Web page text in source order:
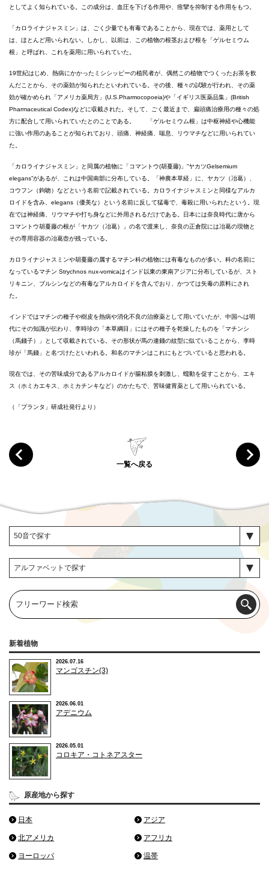
としてよく知られている。この成分は、血圧を下げる作用や、痙攣を抑制する作用をもつ。
「カロライナジャスミン」は、ごく少量でも有毒であることから、現在では、薬用として
は、ほとんど用いられない。しかし、以前は、この植物の根茎および根を「ゲルセミウム
根」と呼ばれ、これを薬用に用いられていた。
19世紀はじめ、熱病にかかったミシシッピーの植民者が、偶然この植物でつくったお茶を飲
んだことから、その薬効が知られたといわれている。その後、種々の試験が行われ、その薬
効が確かめられ「アメリカ薬局方」(U.S.Pharmocopoeia)や「イギリス医薬品集」(British
Pharmaceutical Codex)などに収載された。そして、ごく最近まで、扁頭痛治療用の種々の処
方に配合して用いられていたとのことである。 「ゲルセミウム根」は中枢神経や心機能
に強い作用のあることが知られており、頭痛、神経痛、喘息、リウマチなどに用いられてい
た。
「カロライナジャスミン」と同属の植物に「コマントウ(胡蔓藤)」”ヤカツGelsemium
elegans”があるが、これは中国南部に分布している。「神農本草経」に、ヤカツ（冶葛）、
コウフン（鉤吻）などという名前で記載されている。カロライナジャスミンと同様なアルカ
ロイドを含み、elegans（優美な）という名前に反して猛毒で、毒殺に用いられたという。現
在では神経痛、リウマチや打ち身などに外用されるだけである。日本には奈良時代に唐から
コマントウ胡蔓藤の根が「ヤカツ（冶葛）」の名で渡来し、奈良の正倉院には冶葛の現物と
その専用容器の冶葛壺が残っている。
カロライナジャスミンや胡蔓藤の属するマチン科の植物には有毒なものが多い。科の名前に
なっているマチン Strychnos nux-vomicaはインド以東の東南アジアに分布しているが、スト
リキニン、ブルシンなどの有毒なアルカロイドを含んでおり、かつては矢毒の原料にされ
た。
インドではマチンの種子や樹皮を熱病や消化不良の治療薬として用いていたが、中国へは明
代にその知識が伝わり、李時珍の「本草綱目」にはその種子を乾燥したものを「マチンシ
（馬錢子）」として収載されている。その形状が馬の連錢の紋型に似ていることから、李時
珍が「馬錢」と名づけたといわれる。和名のマチンはこれにもとづいていると思われる。
現在では、その苦味成分であるアルカロイドが腸粘膜を刺激し、蠕動を促すことから、エキ
ス（ホミカエキス、ホミカチンキなど）のかたちで、苦味健胃薬として用いられている。
（「プランタ」研成社発行より）
一覧へ戻る
新着植物
2026.07.16
マンゴスチン(3)
2026.06.01
アデニウム
2026.05.01
コロキア・コトネアスター
原産地から探す
日本 アジア
北アメリカ アフリカ
ヨーロッパ 温帯